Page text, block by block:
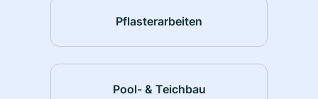
Pflasterarbeiten
Pool- & Teichbau